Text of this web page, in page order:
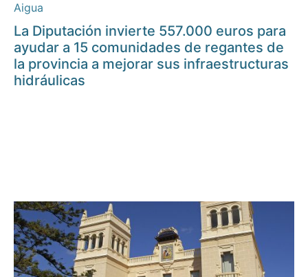
Aigua
La Diputación invierte 557.000 euros para
ayudar a 15 comunidades de regantes de
la provincia a mejorar sus infraestructuras
hidráulicas